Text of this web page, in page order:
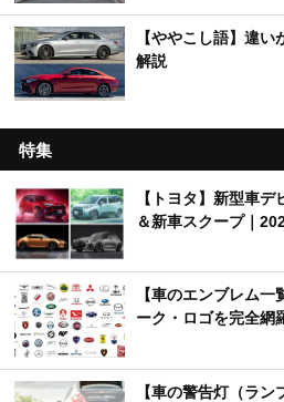
【ややこし語】違
解説
特集
【トヨタ】新型車
＆新車スクープ｜
【車のエンブレム
ーク・ロゴを完全網
【車の警告灯（ラ